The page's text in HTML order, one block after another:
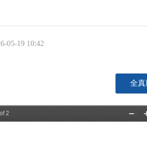
05-19 10:42
全真